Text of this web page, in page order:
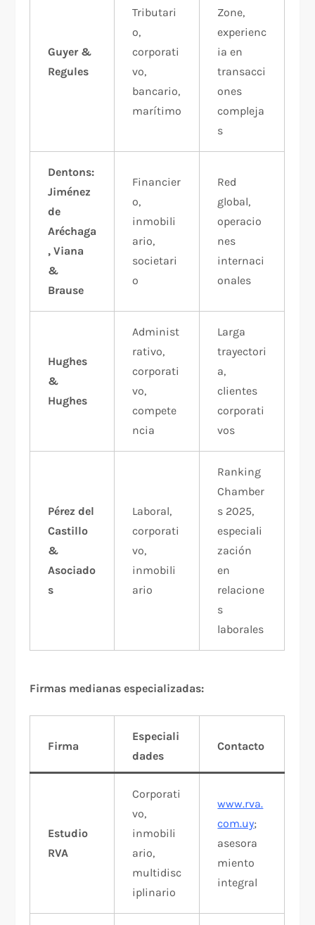
Guyer &
Regules
Tributari
o,
corporati
vo,
bancario,
marítimo
Zone,
experienc
ia en
transacci
ones
compleja
s​
Dentons:
Jiménez
de
Aréchaga
, Viana
&
Brause
Financier
o,
inmobili
ario,
societari
o
Red
global,
operacio
nes
internaci
onales​
Hughes
&
Hughes
Administ
rativo,
corporati
vo,
compete
ncia
Larga
trayectori
a,
clientes
corporati
vos​
Pérez del
Castillo
&
Asociado
s
Laboral,
corporati
vo,
inmobili
ario
Ranking
Chamber
s 2025,
especiali
zación
en
relacione
s
laborales​
Firmas medianas especializadas:
Firma
Especiali
dades
Contacto
Estudio
RVA
Corporati
vo,
inmobili
ario,
multidisc
iplinario
www.rva.
com.uy;
asesora
miento
integral​